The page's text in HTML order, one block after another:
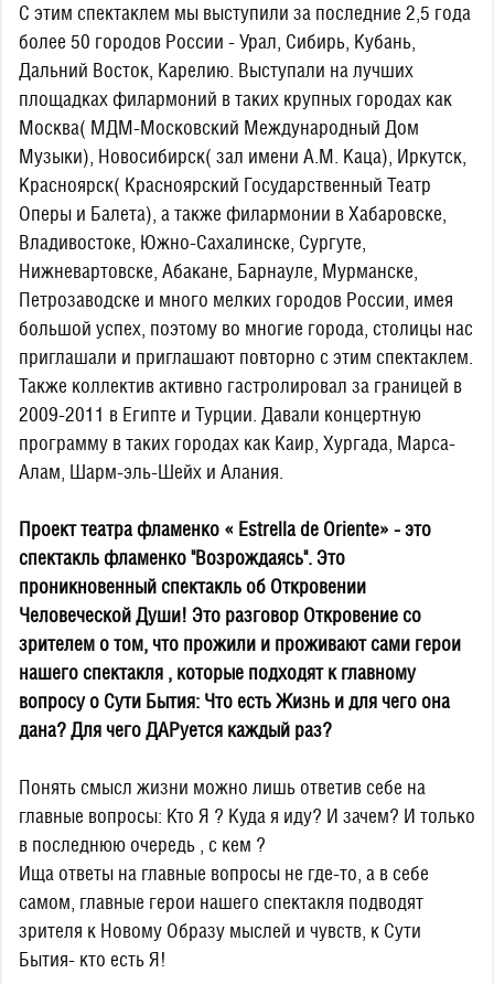
С этим спектаклем мы выступили за последние 2,5 года
более 50 городов России - Урал, Сибирь, Кубань,
Дальний Восток, Карелию. Выступали на лучших
площадках филармоний в таких крупных городах как
Москва( МДМ-Московский Международный Дом
Музыки), Новосибирск( зал имени А.М. Каца), Иркутск,
Красноярск( Красноярский Государственный Театр
Оперы и Балета), а также филармонии в Хабаровске,
Владивостоке, Южно-Сахалинске, Сургуте,
Нижневартовске, Абакане, Барнауле, Мурманске,
Петрозаводске и много мелких городов России, имея
большой успех, поэтому во многие города, столицы нас
приглашали и приглашают повторно с этим спектаклем.
Также коллектив активно гастролировал за границей в
2009-2011 в Египте и Турции. Давали концертную
программу в таких городах как Каир, Хургада, Марса-
Алам, Шарм-эль-Шейх и Алания.
Проект театра фламенко « Estrella de Oriente» - это
спектакль фламенко "Возрождаясь". Это
проникновенный спектакль об Откровении
Человеческой Души! Это разговор Откровение со
зрителем о том, что прожили и проживают сами герои
нашего спектакля , которые подходят к главному
вопросу о Сути Бытия: Что есть Жизнь и для чего она
дана? Для чего ДАРуется каждый раз?
Понять смысл жизни можно лишь ответив себе на
главные вопросы: Кто Я ? Куда я иду? И зачем? И только
в последнюю очередь , с кем ?
Ища ответы на главные вопросы не где-то, а в себе
самом, главные герои нашего спектакля подводят
зрителя к Новому Образу мыслей и чувств, к Сути
Бытия- кто есть Я!